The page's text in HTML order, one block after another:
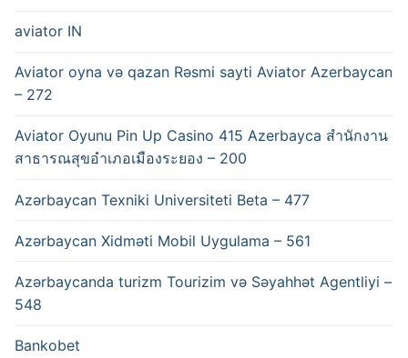
aviator IN
Aviator oyna və qazan Rəsmi sayti Aviator Azerbaycan
– 272
Aviator Oyunu Pin Up Casino 415 Azerbayca สำนักงาน
สาธารณสุขอำเภอเมืองระยอง – 200
Azərbaycan Texniki Universiteti Beta – 477
Azərbaycan Xidməti Mobil Uygulama – 561
Azərbaycanda turizm Tourizim və Səyahhət Agentliyi –
548
Bankobet